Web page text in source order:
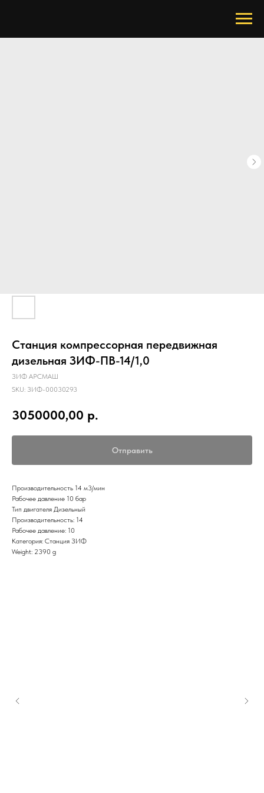
Станция компрессорная передвижная
дизельная ЗИФ-ПВ-14/1,0
ЗИФ АРСМАШ
SKU: ЗИФ-00030293
3050000,00 р.
Отправить
Производительность 14 м3/мин
Рабочее давление 10 бар
Тип двигателя Дизельный
Производительность: 14
Рабочее давление: 10
Категория: Станция ЗИФ
Weight: 2390 g